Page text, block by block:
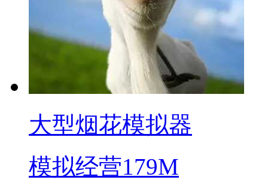
大型烟花模拟器
模拟经营179M